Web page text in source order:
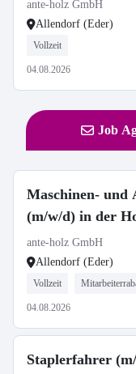
ante-holz GmbH
Allendorf (Eder)
Vollzeit
04.08.2026
Job
Maschinen- und
(m/w/d) in der
ante-holz GmbH
Allendorf (Eder)
Vollzeit
04.08.2026
Staplerfahrer